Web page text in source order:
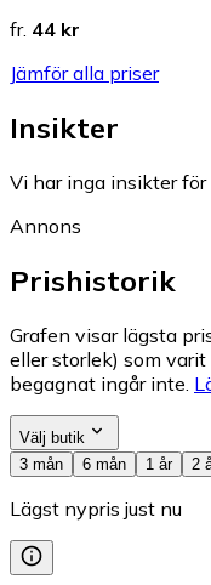
fr. 44 kr
Jämför alla priser
Insikter
Vi har inga insikter
Annons
Prishistorik
Grafen visar lägsta
eller storlek) som
begagnat ingår inte.
Välj butik
3 mån
6 mån 1 år 2
Lägst nypris just nu